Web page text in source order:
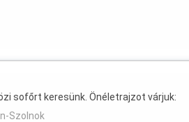
sofőrt keresünk. Önéletrajzot várjuk:
Szolnok